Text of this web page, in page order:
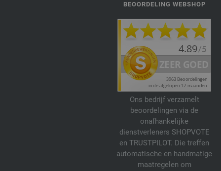
BEOORDELING WEBSHOP
Ons bedrijf verzamelt
beoordelingen via de
onafhankelijke
dienstverleners SHOPVOTE
en TRUSTPILOT. Die treffen
automatische en handmatige
maatregelen om